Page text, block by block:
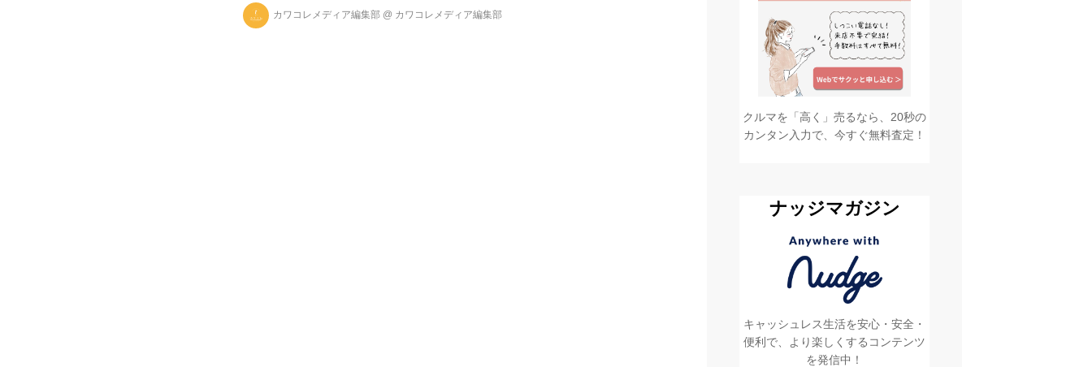
カワコレメディア編集部 @ カワコレメディア編集部
クルマを「高く」売るなら、20秒の
カンタン入力で、今すぐ無料査定！
ナッジマガジン
キャッシュレス生活を安心・安全・
便利で、より楽しくするコンテンツ
を発信中！